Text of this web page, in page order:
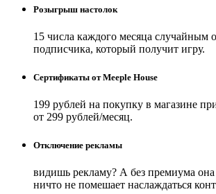
Розыгрыш настолок
15 числа каждого месяца случайным
подписчика, который получит игру.
Сертификаты от Meeple House
199 рублей на покупку в магазине
от 299 рублей/месяц.
Отключение рекламы
видишь рекламу? А без премиума она
ничто не помешает наслаждаться